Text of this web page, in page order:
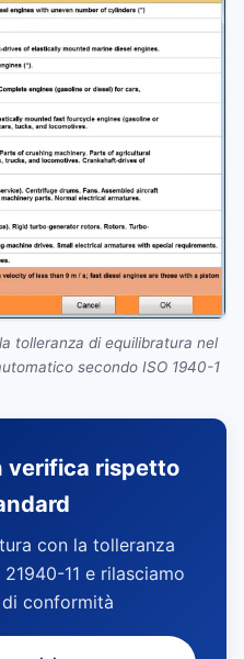
tolleranza di equilibratura nel
secondo ISO 1940-1
verifica rispetto
con la tolleranza
11 e rilasciamo
conformità